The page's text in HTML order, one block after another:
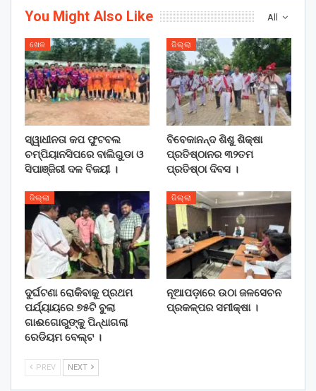
All
You Might Also Like
ଖେଳ
ସ୍ୱାଧୀନତା କପ ଫୁଟବଲ
ଚମ୍ପିୟାନସିପରେ ବାଲିଗୁଡା ଓ
ସିପାଞ୍ଜିରୀ ଦଳ ବିଜୟୀ ।
ଜିଲ୍ଲା
ବିବେକାନନ୍ଦ ଶିଶୁ ଶିକ୍ଷା
ପ୍ରତିଷ୍ଠାନର ୩୨ତମ
ପ୍ରତିଷ୍ଠା ଦିବସ ।
ଜିଲ୍ଲା
ଦୁର୍ଘଟଣା ରୋକିବାକୁ ପ୍ରଥମ
ପର୍ଯ୍ୟାୟରେ ୭୫ଟି ବୁଲା
ଗାଈଗୋରୁଙ୍କୁ ପିନ୍ଧାଗଲା
ରେଡିୟମ ବେଲ୍ଟ ।
ଜିଲ୍ଲା
ନୂଆପଡ଼ାରେ ଉଠା ଜଳସେଚନ
ପ୍ରକଳ୍ପର ସମୀକ୍ଷା ।
PREV NEXT